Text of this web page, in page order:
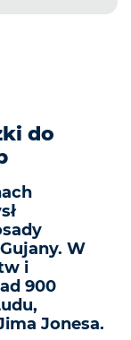
do
W
i
900
Jonesa.